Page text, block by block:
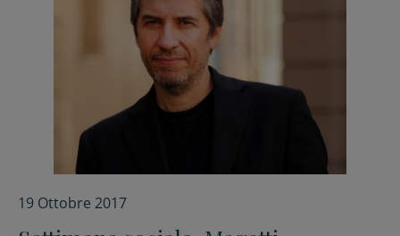
19 Ottobre 2017